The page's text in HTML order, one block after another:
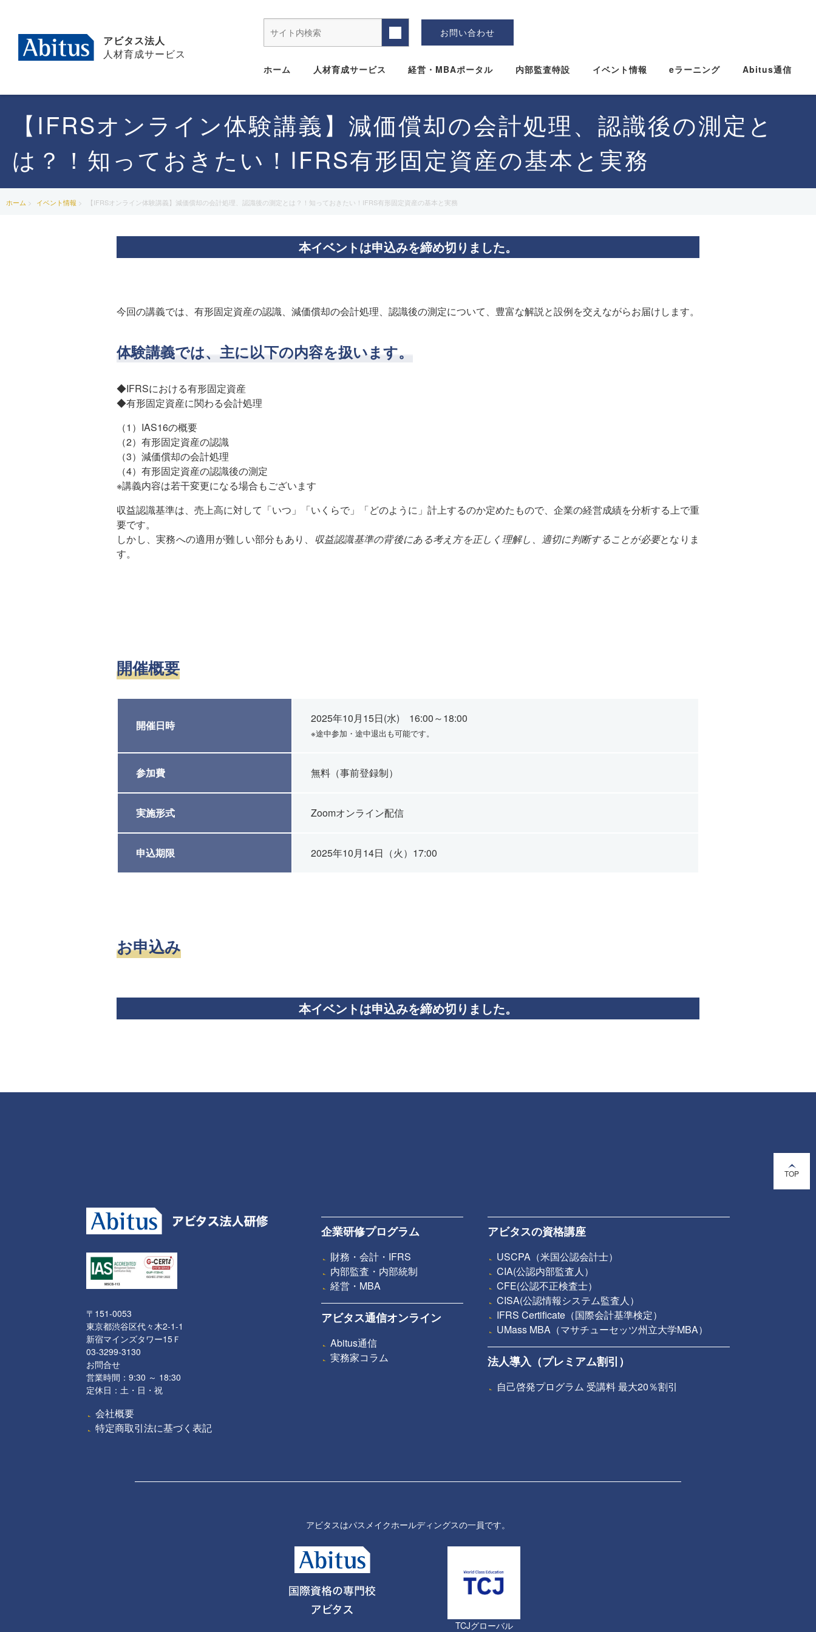
アビタス法人
人材育成サービス
お問い合わせ
ホーム 人材育成サービス 経営・MBAポータル 内部監査特設 イベント情報 eラーニング Abitus通信
【IFRSオンライン体験講義】減価償却の会計処理、認識後の測定と
は？！知っておきたい！IFRS有形固定資産の基本と実務
ホーム イベント情報 【IFRSオンライン体験講義】減価償却の会計処理、認識後の測定とは？！知っておきたい！IFRS有形固定資産の基本と実務
本イベントは申込みを締め切りました。
今回の講義では、有形固定資産の認識、減価償却の会計処理、認識後の測定について、豊富な解説と設例を交えながらお届けします。
体験講義では、主に以下の内容を扱います。
◆IFRSにおける有形固定資産
◆有形固定資産に関わる会計処理
（1）IAS16の概要
（2）有形固定資産の認識
（3）減価償却の会計処理
（4）有形固定資産の認識後の測定
※講義内容は若干変更になる場合もございます
収益認識基準は、売上高に対して 「いつ」「いくらで」「どのように」 計上するのか定めたもので、企業の経営成績を分析する上で重
要です。
しかし、実務への適用が難しい部分もあり、 収益認識基準の背後にある考え方を正しく理解し、適切に判断することが必要となりま
す。
開催概要
開催日時
2025年10月15日(水) 16:00～18:00
※途中参加・途中退出も可能です。
参加費 無料（事前登録制）
実施形式 Zoomオンライン配信
申込期限 2025年10月14日（火）17:00
お申込み
本イベントは申込みを締め切りました。
TOP
〒151-0053
東京都渋谷区代々木2-1-1
新宿マインズタワー15Ｆ
03-3299-3130
お問合せ
営業時間：9:30 ～ 18:30
定休日：土・日・祝
会社概要
特定商取引法に基づく表記
企業研修プログラム
財務・会計・IFRS
内部監査・内部統制
経営・MBA
アビタス通信オンライン
Abitus通信
実務家コラム
アビタスの資格講座
USCPA（米国公認会計士）
CIA(公認内部監査人）
CFE(公認不正検査士）
CISA(公認情報システム監査人）
IFRS Certificate（国際会計基準検定）
UMass MBA（マサチューセッツ州立大学MBA）
法人導入（プレミアム割引）
自己啓発プログラム 受講料 最大20％割引
アビタスはパスメイクホールディングスの一員です。
TCJグローバル